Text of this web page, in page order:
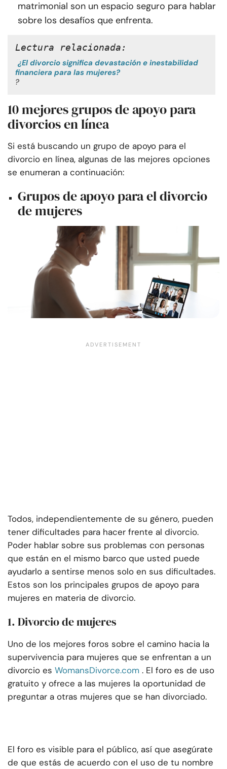
matrimonial son un espacio seguro para hablar
sobre los desafíos que enfrenta.
Lectura relacionada:
¿El divorcio significa devastación e inestabilidad
financiera para las mujeres?
?
10 mejores grupos de apoyo para
divorcios en línea
Si está buscando un grupo de apoyo para el
divorcio en línea, algunas de las mejores opciones
se enumeran a continuación:
Grupos de apoyo para el divorcio
de mujeres
Todos, independientemente de su género, pueden
tener dificultades para hacer frente al divorcio.
Poder hablar sobre sus problemas con personas
que están en el mismo barco que usted puede
ayudarlo a sentirse menos solo en sus dificultades.
Estos son los principales grupos de apoyo para
mujeres en materia de divorcio.
1. Divorcio de mujeres
Uno de los mejores foros sobre el camino hacia la
supervivencia para mujeres que se enfrentan a un
divorcio es WomansDivorce.com . El foro es de uso
gratuito y ofrece a las mujeres la oportunidad de
preguntar a otras mujeres que se han divorciado.
El foro es visible para el público, así que asegúrate
de que estás de acuerdo con el uso de tu nombre